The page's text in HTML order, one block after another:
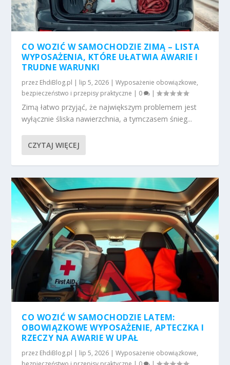
CO WOZIĆ W SAMOCHODZIE ZIMĄ – LISTA
WYPOSAŻENIA, KTÓRE UŁATWIA AWARIE I
TRUDNE WARUNKI
przez EhdiBlog.pl lip 5, 2026 |Wyposażenie obowiązkowe,
bezpieczeństwo i przepisy praktyczne
0 |
Zimą łatwo przyjąć, że największym problemem jest
wyłącznie śliska nawierzchnia, a tymczasem śnieg...
CZYTAJ WIĘCEJ
CO WOZIĆ W SAMOCHODZIE LATEM:
OBOWIĄZKOWE WYPOSAŻENIE, APTECZKA I
RZECZY NA AWARIE W UPAŁ
przez EhdiBlog.pl | lip 5, 2026 |Wyposażenie obowiązkowe,